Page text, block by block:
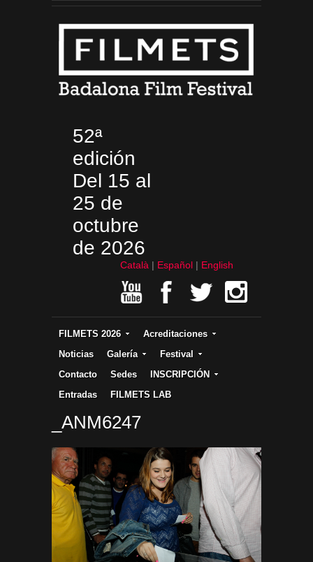
52ª
edición
Del 15 al
25 de
octubre
de 2026
Català Español English
FILMETS 2026
Acreditaciones
Noticias
Galería
Festival
Contacto
Sedes
INSCRIPCIÓN
Entradas
FILMETS LAB
_ANM6247